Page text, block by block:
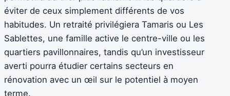
éviter de ceux simplement différents de vos
habitudes. Un retraité privilégiera Tamaris ou Les
Sablettes, une famille active le centre-ville ou les
quartiers pavillonnaires, tandis qu’un investisseur
averti pourra étudier certains secteurs en
rénovation avec un œil sur le potentiel à moyen
terme.